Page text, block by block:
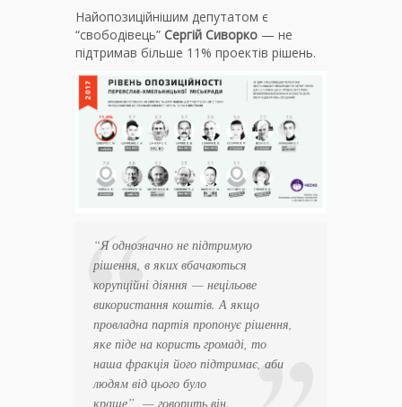
Найопозиційнішим депутатом є
“свободівець” Сергій Сиворко — не
підтримав більше 11% проектів рішень.
“Я однозначно не підтримую
рішення, в яких вбачаються
корупційні діяння —нецільове
використання коштів. А якщо
провладна партія пропонує рішення,
яке піде на користь громаді, то
наша фракція його підтримає, аби
людям від цього було
краще” , — говорить він.